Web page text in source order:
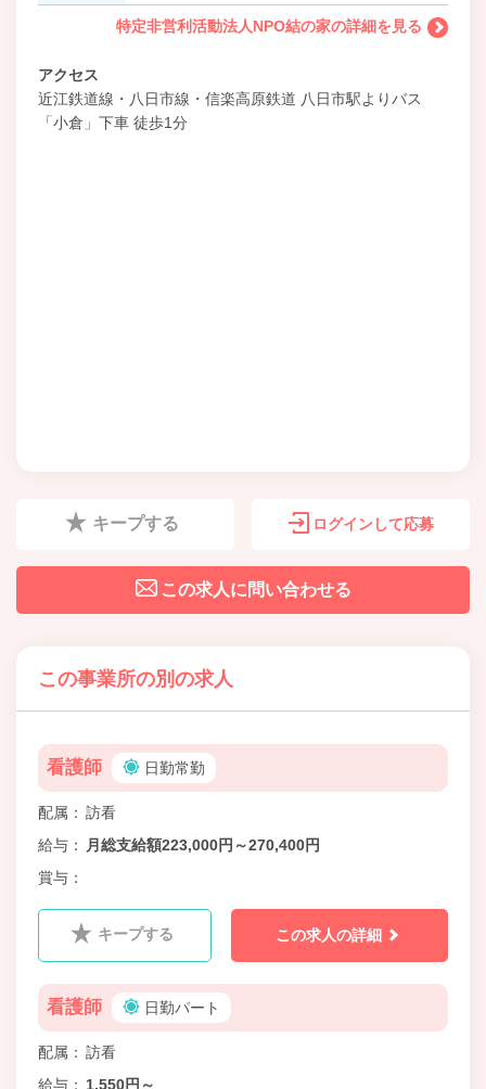
特定非営利活動法人NPO結の家の詳細を見る
アクセス
近江鉄道線・八日市線・信楽高原鉄道 八日市駅よりバス
「小倉」下車 徒歩1分
キープする ログインして応募
この求人に問い合わせる
この事業所の別の求人
看護師 日勤常勤
配属
訪看
給与
月総支給額223,000円～270,400円
賞与
キープする この求人の詳細
看護師 日勤パート
配属
訪看
給与
1,550円～